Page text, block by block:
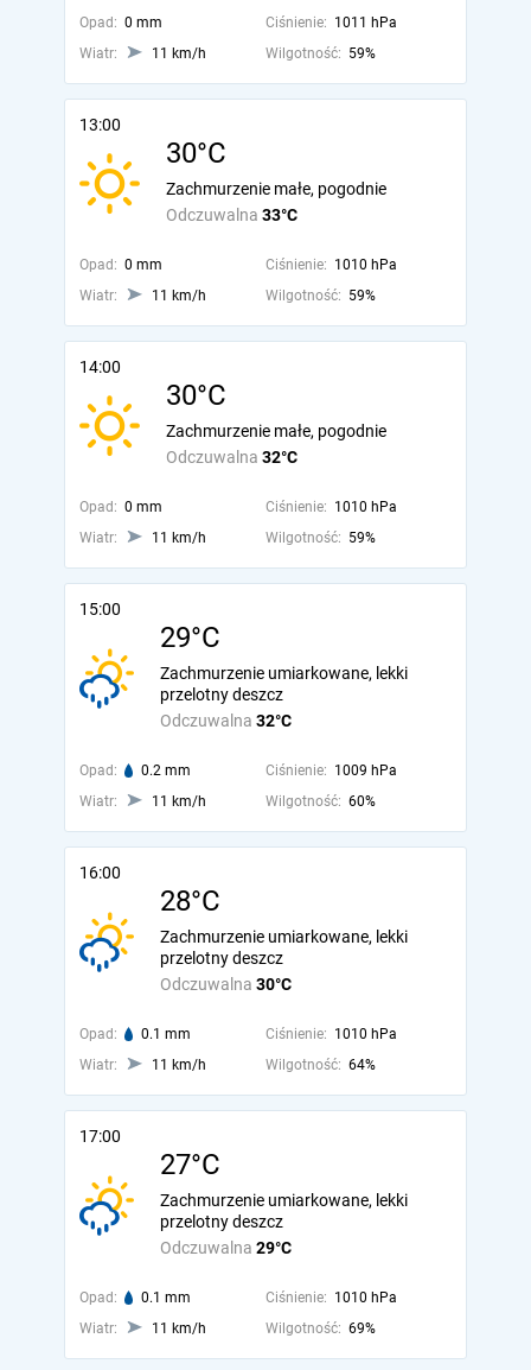
Opad: 0 mm Ciśnienie: 1011 hPa
Wiatr:
11 km/h Wilgotność: 59%
13:00
30°C
Odczuwalna 33°C
Zachmurzenie małe, pogodnie
Opad: 0 mm Ciśnienie: 1010 hPa
Wiatr:
11 km/h Wilgotność: 59%
14:00
30°C
Odczuwalna 32°C
Zachmurzenie małe, pogodnie
Opad: 0 mm Ciśnienie: 1010 hPa
Wiatr:
11 km/h Wilgotność: 59%
15:00
29°C
Odczuwalna 32°C
Zachmurzenie umiarkowane, lekki
przelotny deszcz
Opad: 0.2 mm Ciśnienie: 1009 hPa
Wiatr:
11 km/h Wilgotność: 60%
16:00
28°C
Odczuwalna 30°C
Zachmurzenie umiarkowane, lekki
przelotny deszcz
Opad: 0.1 mm Ciśnienie: 1010 hPa
Wiatr:
11 km/h Wilgotność: 64%
17:00
27°C
Odczuwalna 29°C
Zachmurzenie umiarkowane, lekki
przelotny deszcz
Opad: 0.1 mm Ciśnienie: 1010 hPa
Wiatr:
11 km/h Wilgotność: 69%